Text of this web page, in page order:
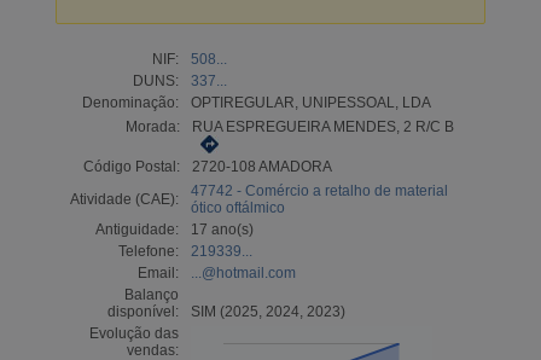
NIF:
508...
DUNS:
337...
Denominação:
OPTIREGULAR, UNIPESSOAL, LDA
Morada:
RUA ESPREGUEIRA MENDES, 2 R/C B
Código Postal:
2720-108 AMADORA
Atividade (CAE):
47742 - Comércio a retalho de material
ótico oftálmico
Antiguidade:
17 ano(s)
Telefone:
219339...
Email:
...@hotmail.com
Balanço
disponível:
SIM (2025, 2024, 2023)
Evolução das
vendas: